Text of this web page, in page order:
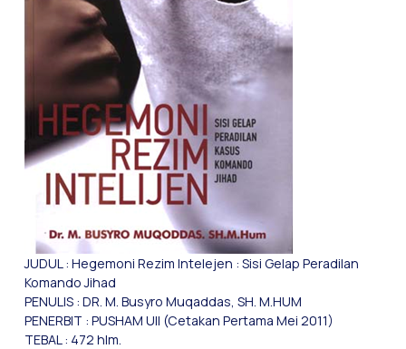
JUDUL : Hegemoni Rezim Intelejen : Sisi Gelap Peradilan
Komando Jihad
PENULIS : DR. M. Busyro Muqaddas, SH. M.HUM
PENERBIT : PUSHAM UII (Cetakan Pertama Mei 2011)
TEBAL : 472 hlm.